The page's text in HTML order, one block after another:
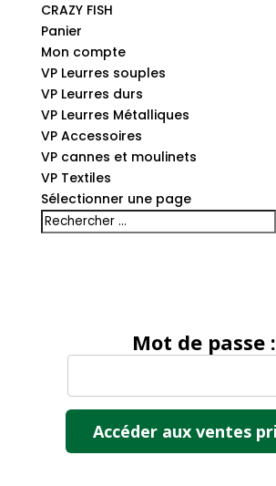
CRAZY FISH
Panier
Mon compte
VP Leurres souples
VP Leurres durs
VP Leurres Métalliques
VP Accessoires
VP cannes et moulinets
VP Textiles
Sélectionner une page
Mot de passe :